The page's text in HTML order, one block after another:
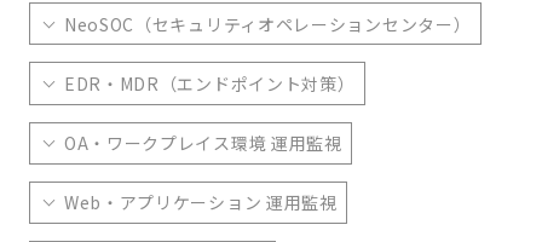
NeoSOC（セキュリティオペレーションセンター）
EDR・MDR（エンドポイント対策）
OA・ワークプレイス環境 運用監視
Web・アプリケーション 運用監視